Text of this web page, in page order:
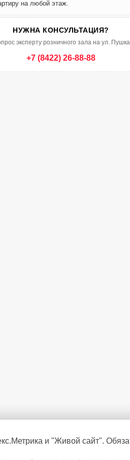
на любой этаж.
НУЖНА КОНСУЛЬТАЦИЯ?
эксперту розничного зала на ул.
+7 (8422) 26-88-88
и "Живой сайт".